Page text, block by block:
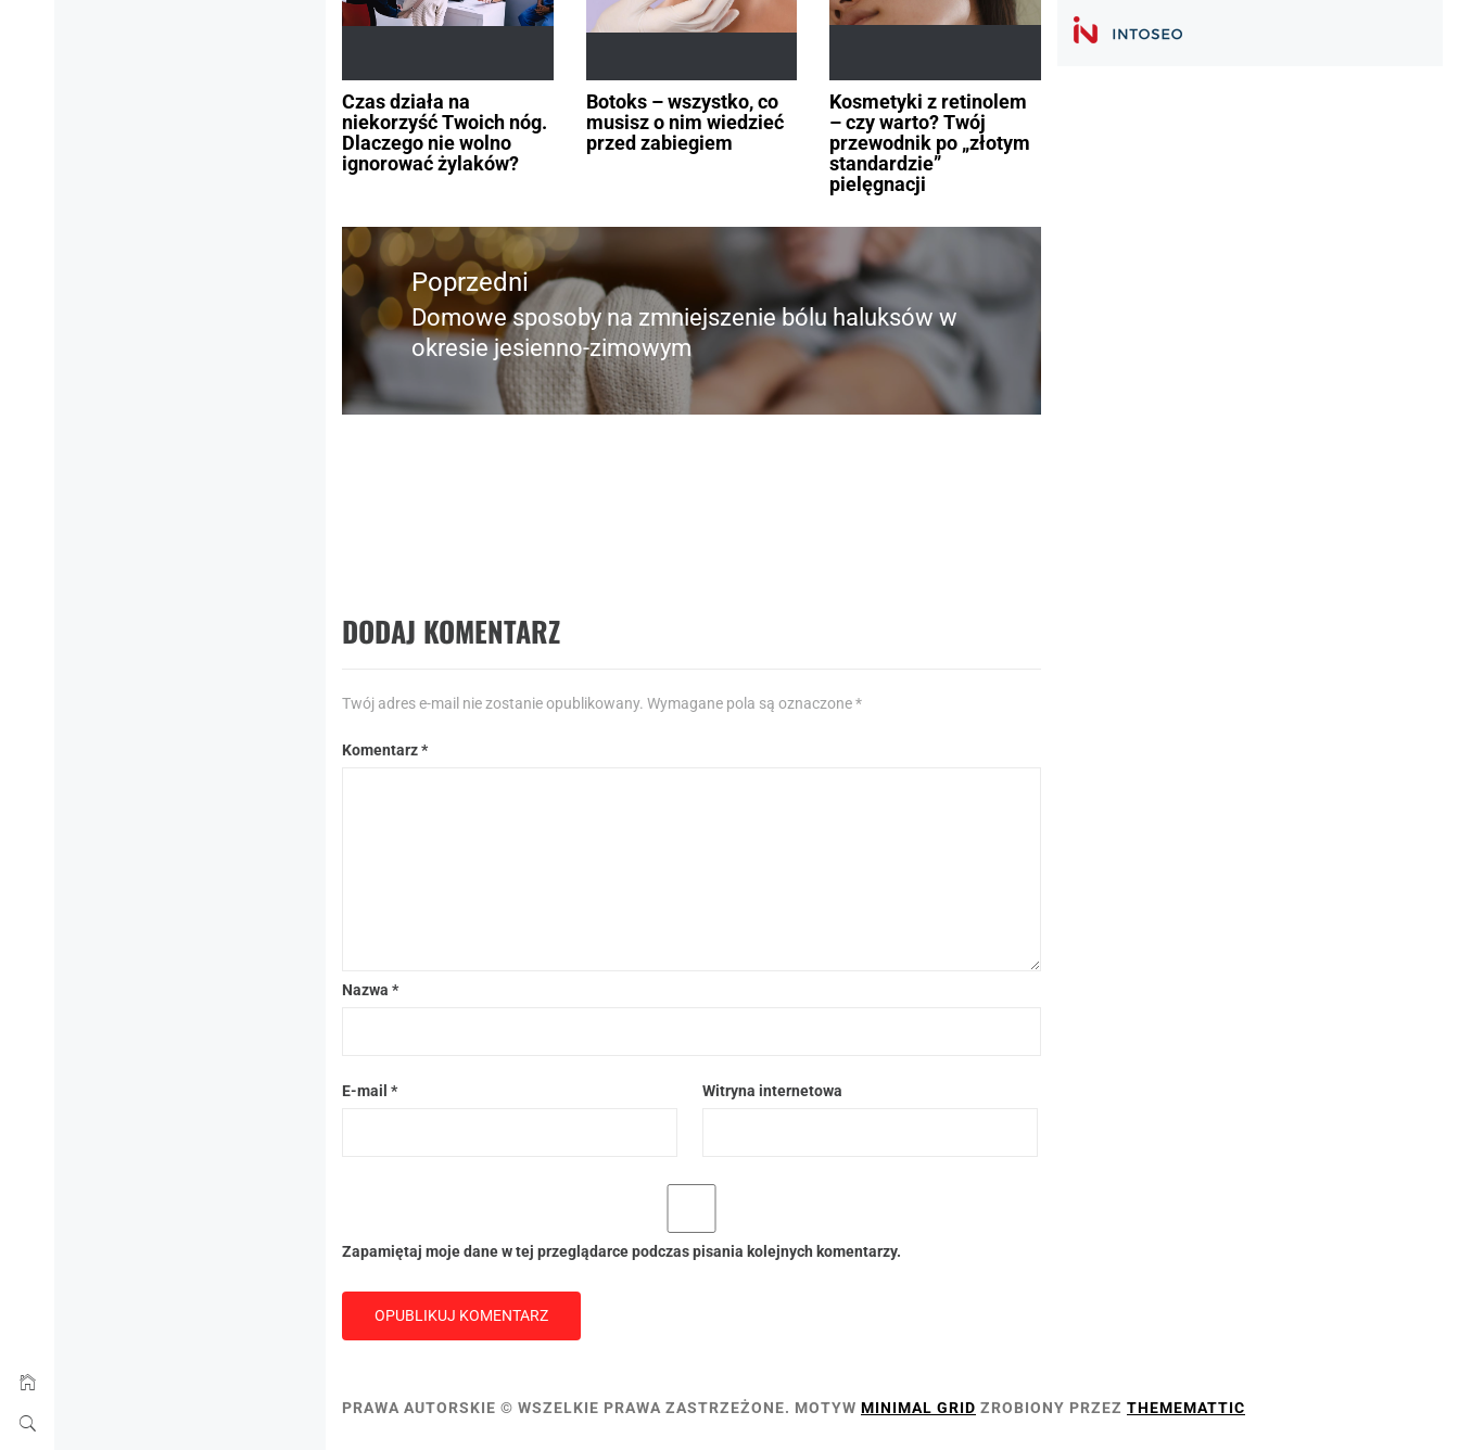
Czas działa na
niekorzyść Twoich nóg.
Dlaczego nie wolno
ignorować żylaków?
Botoks – wszystko, co
musisz o nim wiedzieć
przed zabiegiem
Kosmetyki z retinolem
– czy warto? Twój
przewodnik po „złotym
standardzie”
pielęgnacji
Nawigacja
wpisuPoprzedni
Poprzedni
wpis:
Domowe sposoby na zmniejszenie bólu haluksów w
okresie jesienno-zimowym
DODAJ KOMENTARZ
Twój adres e-mail nie zostanie opublikowany. Wymagane pola są oznaczone*
Komentarz*
Nazwa *
E-mail * Witryna internetowa
Zapamiętaj moje dane w tej przeglądarce podczas pisania kolejnych komentarzy.
PRAWA AUTORSKIE © WSZELKIE PRAWA ZASTRZEŻONE. MOTYW MINIMAL GRID ZROBIONY PRZEZ THEMEMATTIC